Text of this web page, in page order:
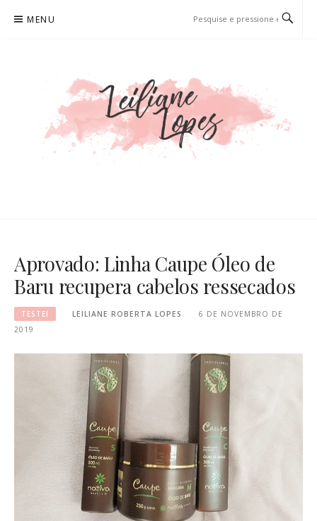
para
MENU
Aprovado: Linha Caupe Óleo de
Baru recupera cabelos ressecados
TESTEI LEILIANE ROBERTA LOPES
6 DE NOVEMBRO DE
2019